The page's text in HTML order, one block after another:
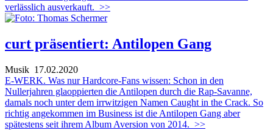
verlässlich ausverkauft. >>
curt präsentiert: Antilopen Gang
Musik 17.02.2020
E-WERK. Was nur Hardcore-Fans wissen: Schon in den
Nullerjahren glaoppierten die Antilopen durch die Rap-Savanne,
damals noch unter dem irrwitzigen Namen Caught in the Crack. So
richtig angekommen im Business ist die Antilopen Gang aber
spätestens seit ihrem Album Aversion von 2014. >>